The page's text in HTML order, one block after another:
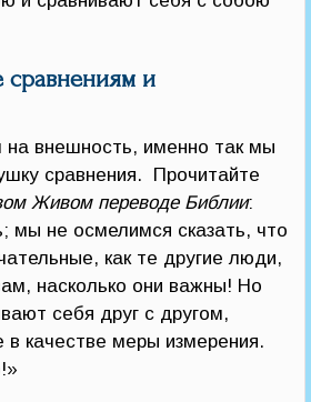
сравнениям и
внешность, именно так мы
сравнения. Прочитайте
Живом переводе Библии:
мы не осмелимся сказать, что
как те другие люди,
насколько они важны! Но
себя друг с другом,
в качестве меры измерения.